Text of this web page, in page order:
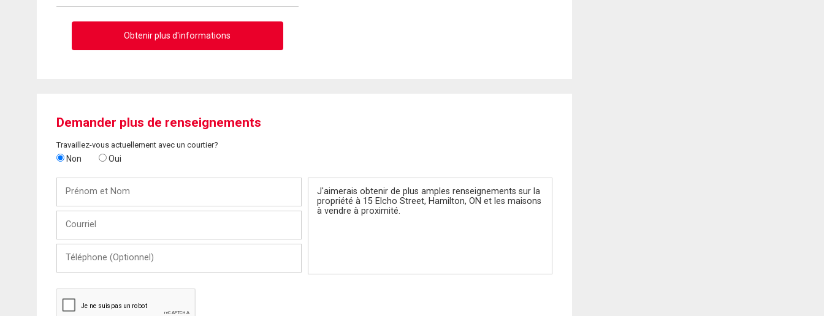
Obtenir plus d'informations
Demander plus de renseignements
Travaillez-vous actuellement avec un courtier?
Non Oui
Nom
(Optionnel)